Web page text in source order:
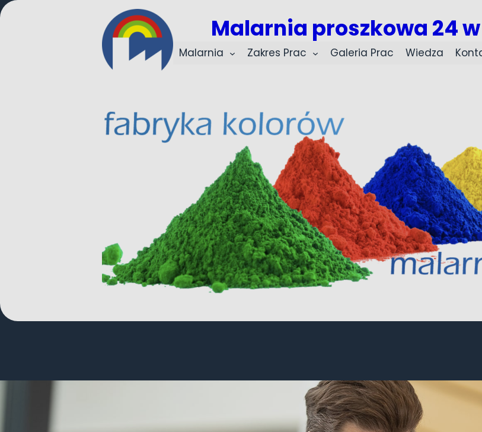
Przejdź
Malarnia proszkowa 24
Malarnia Zakres Prac Galeria Prac Wiedza